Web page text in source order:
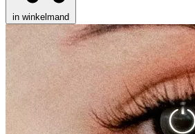
in winkelmand